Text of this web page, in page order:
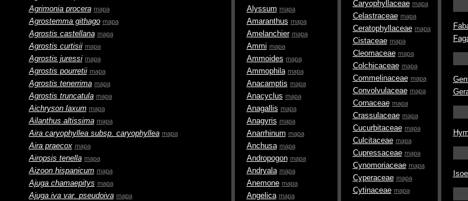
Agrimonia procera mapa
Agrostemma githago mapa
Agrostis castellana mapa
Agrostis curtisii mapa
Agrostis juressi mapa
Agrostis pourretii mapa
Agrostis tenerrima mapa
Agrostis truncatula mapa
Aichryson laxum mapa
Ailanthus altissima mapa
Aira caryophylleasubsp. caryophyllea mapa
Aira praecox mapa
Airopsis tenella mapa
Aizoon hispanicum mapa
Ajuga chamaepitys mapa
Ajuga ivavar. pseudoiva mapa
Alyssum mapa
Amaranthus mapa
Amelanchier mapa
Ammi mapa
Ammoides mapa
Ammophila mapa
Anacamptis mapa
Anacyclus mapa
Anagallis mapa
Anagyris mapa
Anarrhinum mapa
Anchusa mapa
Andropogon mapa
Andryala mapa
Anemone mapa
Angelica mapa
Caryophyllaceae mapa
Celastraceae mapa
Ceratophyllaceae mapa
Cistaceae mapa
Cleomaceae mapa
Colchicaceae mapa
Commelinaceae mapa
Convolvulaceae mapa
Cornaceae mapa
Crassulaceae mapa
Cucurbitaceae mapa
Culcitaceae mapa
Cupressaceae mapa
Cynomoriaceae mapa
Cyperaceae mapa
Cytinaceae mapa